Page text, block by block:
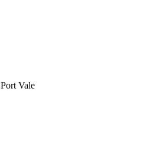
Port Vale